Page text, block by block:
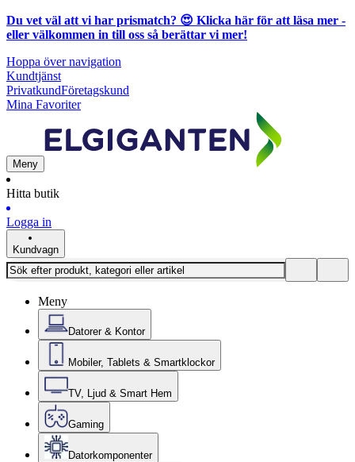
Du vet väl att vi har prismatch? 😍 Klicka här för att läsa mer -
eller välkommen in till oss så berättar vi mer!
Hoppa över navigation
Kundtjänst
PrivatkundFöretagskund
Mina Favoriter
Meny
Hitta butik
Logga in
Kundvagn
Meny
Datorer & Kontor
Mobiler, Tablets & Smartklockor
TV, Ljud & Smart Hem
Gaming
Datorkomponenter